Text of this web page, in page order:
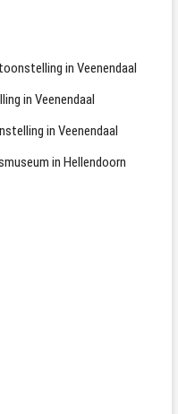
in Veenendaal
in Veenendaal
in Veenendaal
in Hellendoorn